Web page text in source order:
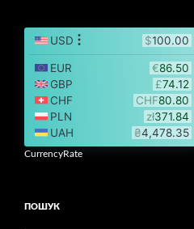
CurrencyRate
ПОШУК